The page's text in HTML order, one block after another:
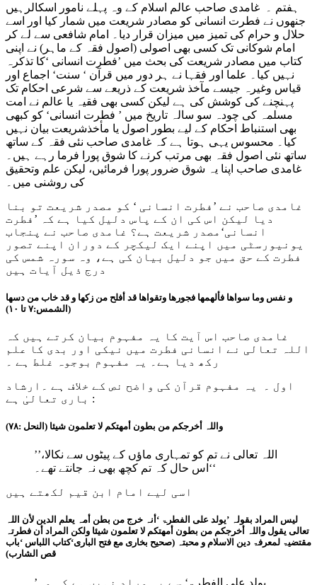
ہفتم ۔ غامدی صاحب عالم اسلام کے وہ پہلے نامور اسکالرہیں
جنھوں نے فطرت انسانی کو مصادر شریعت میں شمار کیا اور اسے
حلال و حرام کی تمیز میں میزان قرار دیا۔ امام شافعی سے لے کر
امام شوکانی تک کسی بھی اصولی (اصول فقہ کے ماہر) نے اپنی
کتاب میں مصادر شریعت کی بحث میں ’فطرت انسانی ‘کا تذکرہ
نہیں کیا۔ علما اور فقہا نے ہر دور میں قرآن ‘ سنت‘ اجماع اور
قیاس وغیرہ جیسے مآخذ شریعت کے ذریعے سے شرعی احکام تک
پہنچنے کی کوشش کی ہے لیکن کسی بھی فقیہ یا عالم نے امت
مسلمہ کی چودہ سو سالہ تاریخ میں ’ فطرت انسانی‘ کو کبھی
بھی استنباط احکام کے لیے بطور اصول یا مأخذشریعت بیان نہیں
کیا۔ محسوس یہی ہوتا ہے کہ غامدی صاحب نئی فقہ کے ساتھ
ساتھ نئی اصول فقہ بھی مرتب کرنے کا شوق پورا فرما رہے ہیں۔
غامدی صاحب اپنا یہ شوق ضرور پورا فرمائیں، لیکن علم وتحقیق
کی روشنی میں۔
غامدی صاحب نے ’فطرت انسانی ‘ کو مصدر شریعت تو بنا
دیا لیکن اس کی ان کے پاس دلیل کیا ہے کہ ’فطرت
انسانی‘مصدر شریعت ہے؟ غامدی صاحب نے پنجاب
یونیورسٹی میں اپنے ایک لیکچر کے دوران اپنے تصور
فطرت کے حق میں جو دلیل بیان کی ہے، وہ سورہ شمس کی
درج ذیل آیات ہیں
و نفس وما سواھا فألھمھا فجورھا وتقواھا قد أفلح من زکھا و قد خاب من دسھا
غامدی صاحب اس آیت کا یہ مفہوم بیان کرتے ہیں کہ
اللہ تعالی نے انسانی فطرت میں نیکی اور بدی کا علم
رکھ دیا ہے۔ یہ مفہوم بوجوہ غلط ہے ۔
اول ۔ یہ مفہوم قرآن کی واضح نص کے خلاف ہے ۔ارشاد
باری تعالیٰ ہے :
واللہ أخرجکم من بطون أمھتکم لا تعلمون شیئا (النحل :۷۸)
’’اللہ تعالی نے تم کو تمہاری ماؤں کے پیٹوں سے نکالا،
اس حال کہ تم کچھ بھی نہ جانتے تھے۔‘‘
اسی لیے امام ابن قیم لکھتے ہیں
لیس المراد بقولہ ’یولد علی الفطرۃ ‘أنہ خرج من بطن أمہ یعلم الدین لأن اللہ
تعالی یقول واللہ أخرجکم من بطون أمھتکم لا تعلمون شیئا ولکن المراد أن فطرتہ
مقتضیۃ لمعرفۃ دین الاسلام و محبتہ (صحیح بخاری مع فتح الباری‘کتاب اللباس ‘باب
قص الشارب)
’ یولد علی الفطرۃ ‘ سے یہ مراد نہیں ہے کہ وہ